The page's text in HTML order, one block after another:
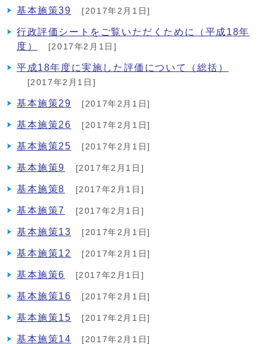
基本施策39 [2017年2月1日]
行政評価シートをご覧いただくために（平成18年
度）
[2017年2月1日]
平成18年度に実施した評価について（総括）
[2017年2月1日]
基本施策29 [2017年2月1日]
基本施策26 [2017年2月1日]
基本施策25 [2017年2月1日]
基本施策9 [2017年2月1日]
基本施策8 [2017年2月1日]
基本施策7 [2017年2月1日]
基本施策13 [2017年2月1日]
基本施策12 [2017年2月1日]
基本施策6 [2017年2月1日]
基本施策16 [2017年2月1日]
基本施策15 [2017年2月1日]
基本施策14 [2017年2月1日]